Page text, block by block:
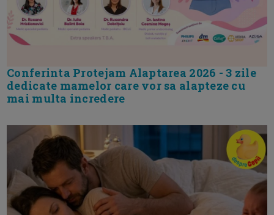
Conferinta Protejam Alaptarea 2026 - 3 zile
dedicate mamelor care vor sa alapteze cu
mai multa incredere